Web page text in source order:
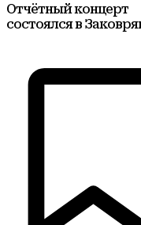
Отчётный концерт
состоялся в